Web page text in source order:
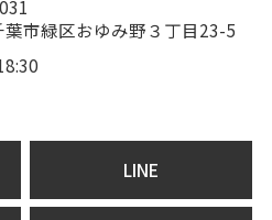
市緑区おゆみ野３丁目23-5
LINE